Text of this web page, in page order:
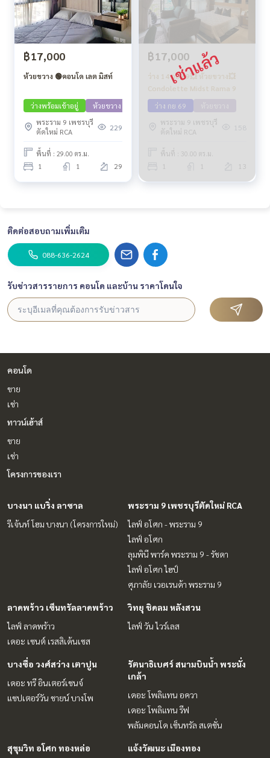
฿17,000
ห้วยขวาง 🟢คอนโด เลต มิสท์
ว่างพร้อมเข้าอยู่
ห้วยขวาง
พระราม 9 เพชรบุรี
ตัดใหม่ RCA
229
พื้นที่ : 29.00 ตร.ม.
1 1 29
฿17,000
ว่าง 14 กย 69💥 ห้วยขวาง💥
Condolette Midst Rama 9
ว่าง กย 69
พระราม 9 เพชรบุรี
ตัดใหม่ RCA
158
พื้นที่ : 30.00 ตร.ม.
1 1 13
ติดต่อสอบถามเพิ่มเติม
088-636-2624
รับข่าวสารรายการ คอนโด และบ้าน ราคาโดนใจ
คอนโด
ขาย
เช่า
ทาวน์เฮ้าส์
ขาย
เช่า
โครงการของเรา
บางนา แบริ่ง ลาซาล
รีเจ้นท์ โฮม บางนา (โครงการใหม่)
พระราม 9 เพชรบุรีตัดใหม่ RCA
ไลฟ์ อโศก - พระราม 9
ไลฟ์ อโศก
ลุมพินี พาร์ค พระราม 9 - รัชดา
ไลฟ์ อโศก ไฮป์
ศุภาลัย เวอเรนด้า พระราม 9
ลาดพร้าว เซ็นทรัลลาดพร้าว
ไลฟ์ ลาดพร้าว
เดอะ เซนต์ เรสสิเด้นเซส
วิทยุ ชิดลม หลังสวน
ไลฟ์ วัน ไวร์เลส
บางซื่อ วงศ์สว่าง เตาปูน
เดอะ ทรี อินเตอร์เชนจ์
แชปเตอร์วัน ชายน์ บางโพ
รัตนาธิเบศร์ สนามบินน้ำ พระนั่ง
เกล้า
เดอะ โพลิแทน อควา
เดอะ โพลิแทน รีฟ
พลัมคอนโด เซ็นทรัล สเตชั่น
สุขุมวิท อโศก ทองหล่อ แจ้งวัฒนะ เมืองทอง